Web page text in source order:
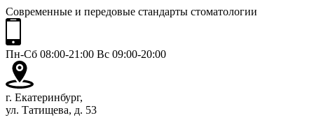
Современные и передовые стандарты стоматологии
Пн-Сб 08:00-21:00 Вс 09:00-20:00
г. Екатеринбург,
ул. Татищева, д. 53